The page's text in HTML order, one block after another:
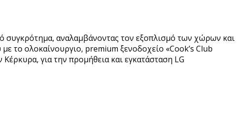
συγκρότημα, αναλαμβάνοντας τον εξοπλισμό των χώρων και
το ολοκαίνουργιο, premium ξενοδοχείο «Cook’s Club
για την προμήθεια και εγκατάσταση LG